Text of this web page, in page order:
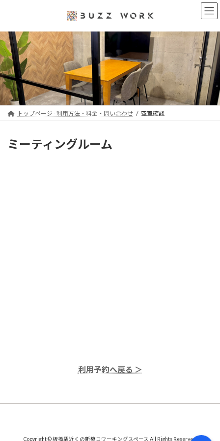
ン
ツ
へ
ス
キ
ッ
プ
ー
シ
ョ
ン
に
移
動
トップページ - 利用方法・料金・問い合わせ 空室確認
ミーティングルーム
利用予約へ戻る ＞
Copyright © 板橋駅近くの新築コワーキングスペース All Rights Reserved.